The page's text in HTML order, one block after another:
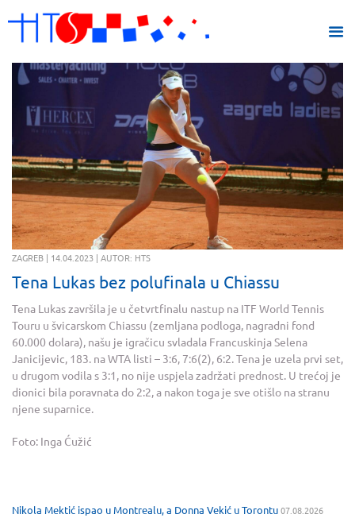
ZAGREB | 14.04.2023 | AUTOR: HTS
Tena Lukas bez polufinala u Chiassu
Tena Lukas završila je u četvrtfinalu nastup na ITF World Tennis
Touru u švicarskom Chiassu (zemljana podloga, nagradni fond
60.000 dolara), našu je igračicu svladala Francuskinja Selena
Janicijevic, 183. na WTA listi – 3:6, 7:6(2), 6:2. Tena je uzela prvi set,
u drugom vodila s 3:1, no nije uspjela zadržati prednost. U trećoj je
dionici bila poravnata do 2:2, a nakon toga je sve otišlo na stranu
njene suparnice.
Foto: Inga Ćužić
Nikola Mektić ispao u Montrealu, a Donna Vekić u Torontu07.08.2026